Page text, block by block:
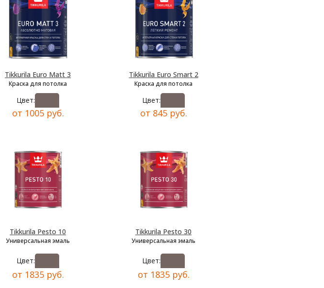
Tikkurila Euro Matt 3
Краска для потолка
Цвет:
от 1005 руб.
Tikkurila Euro Smart 2
Краска для потолка
Цвет:
от 845 руб.
Tikkurila Pesto 10
Универсальная эмаль
Цвет:
от 1835 руб.
Tikkurila Pesto 30
Универсальная эмаль
Цвет:
от 1835 руб.